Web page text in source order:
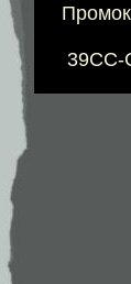
39CC-